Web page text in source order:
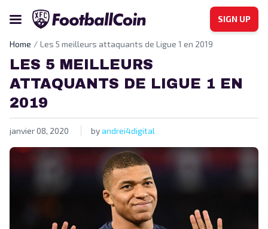
SIGN UP
Home Les 5 meilleurs attaquants de Ligue 1 en 2019
LES 5 MEILLEURS
ATTAQUANTS DE LIGUE 1 EN
2019
janvier 08, 2020 byandrei4digital